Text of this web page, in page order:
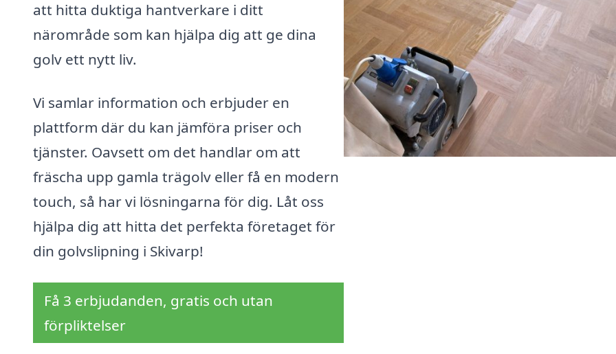
att hitta duktiga hantverkare i ditt
närområde som kan hjälpa dig att ge dina
golv ett nytt liv.
Vi samlar information och erbjuder en
plattform där du kan jämföra priser och
tjänster. Oavsett om det handlar om att
fräscha upp gamla trägolv eller få en modern
touch, så har vi lösningarna för dig. Låt oss
hjälpa dig att hitta det perfekta företaget för
din golvslipning i Skivarp!
Få 3 erbjudanden, gratis och utan
förpliktelser